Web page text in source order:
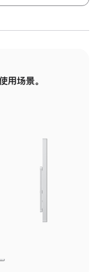
用场景。